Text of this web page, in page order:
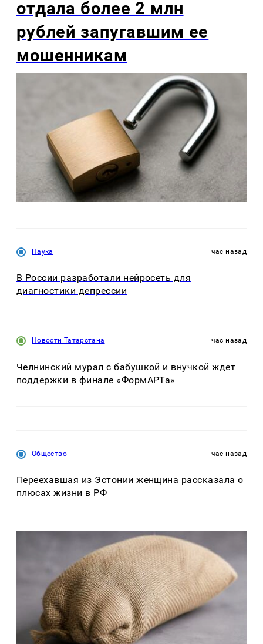
отдала более 2 млн
рублей запугавшим ее
мошенникам
Наука час назад
В России разработали нейросеть для
диагностики депрессии
Новости Татарстана час назад
Челнинский мурал с бабушкой и внучкой ждет
поддержки в финале «ФормАРТа»
Общество час назад
Переехавшая из Эстонии женщина рассказала о
плюсах жизни в РФ